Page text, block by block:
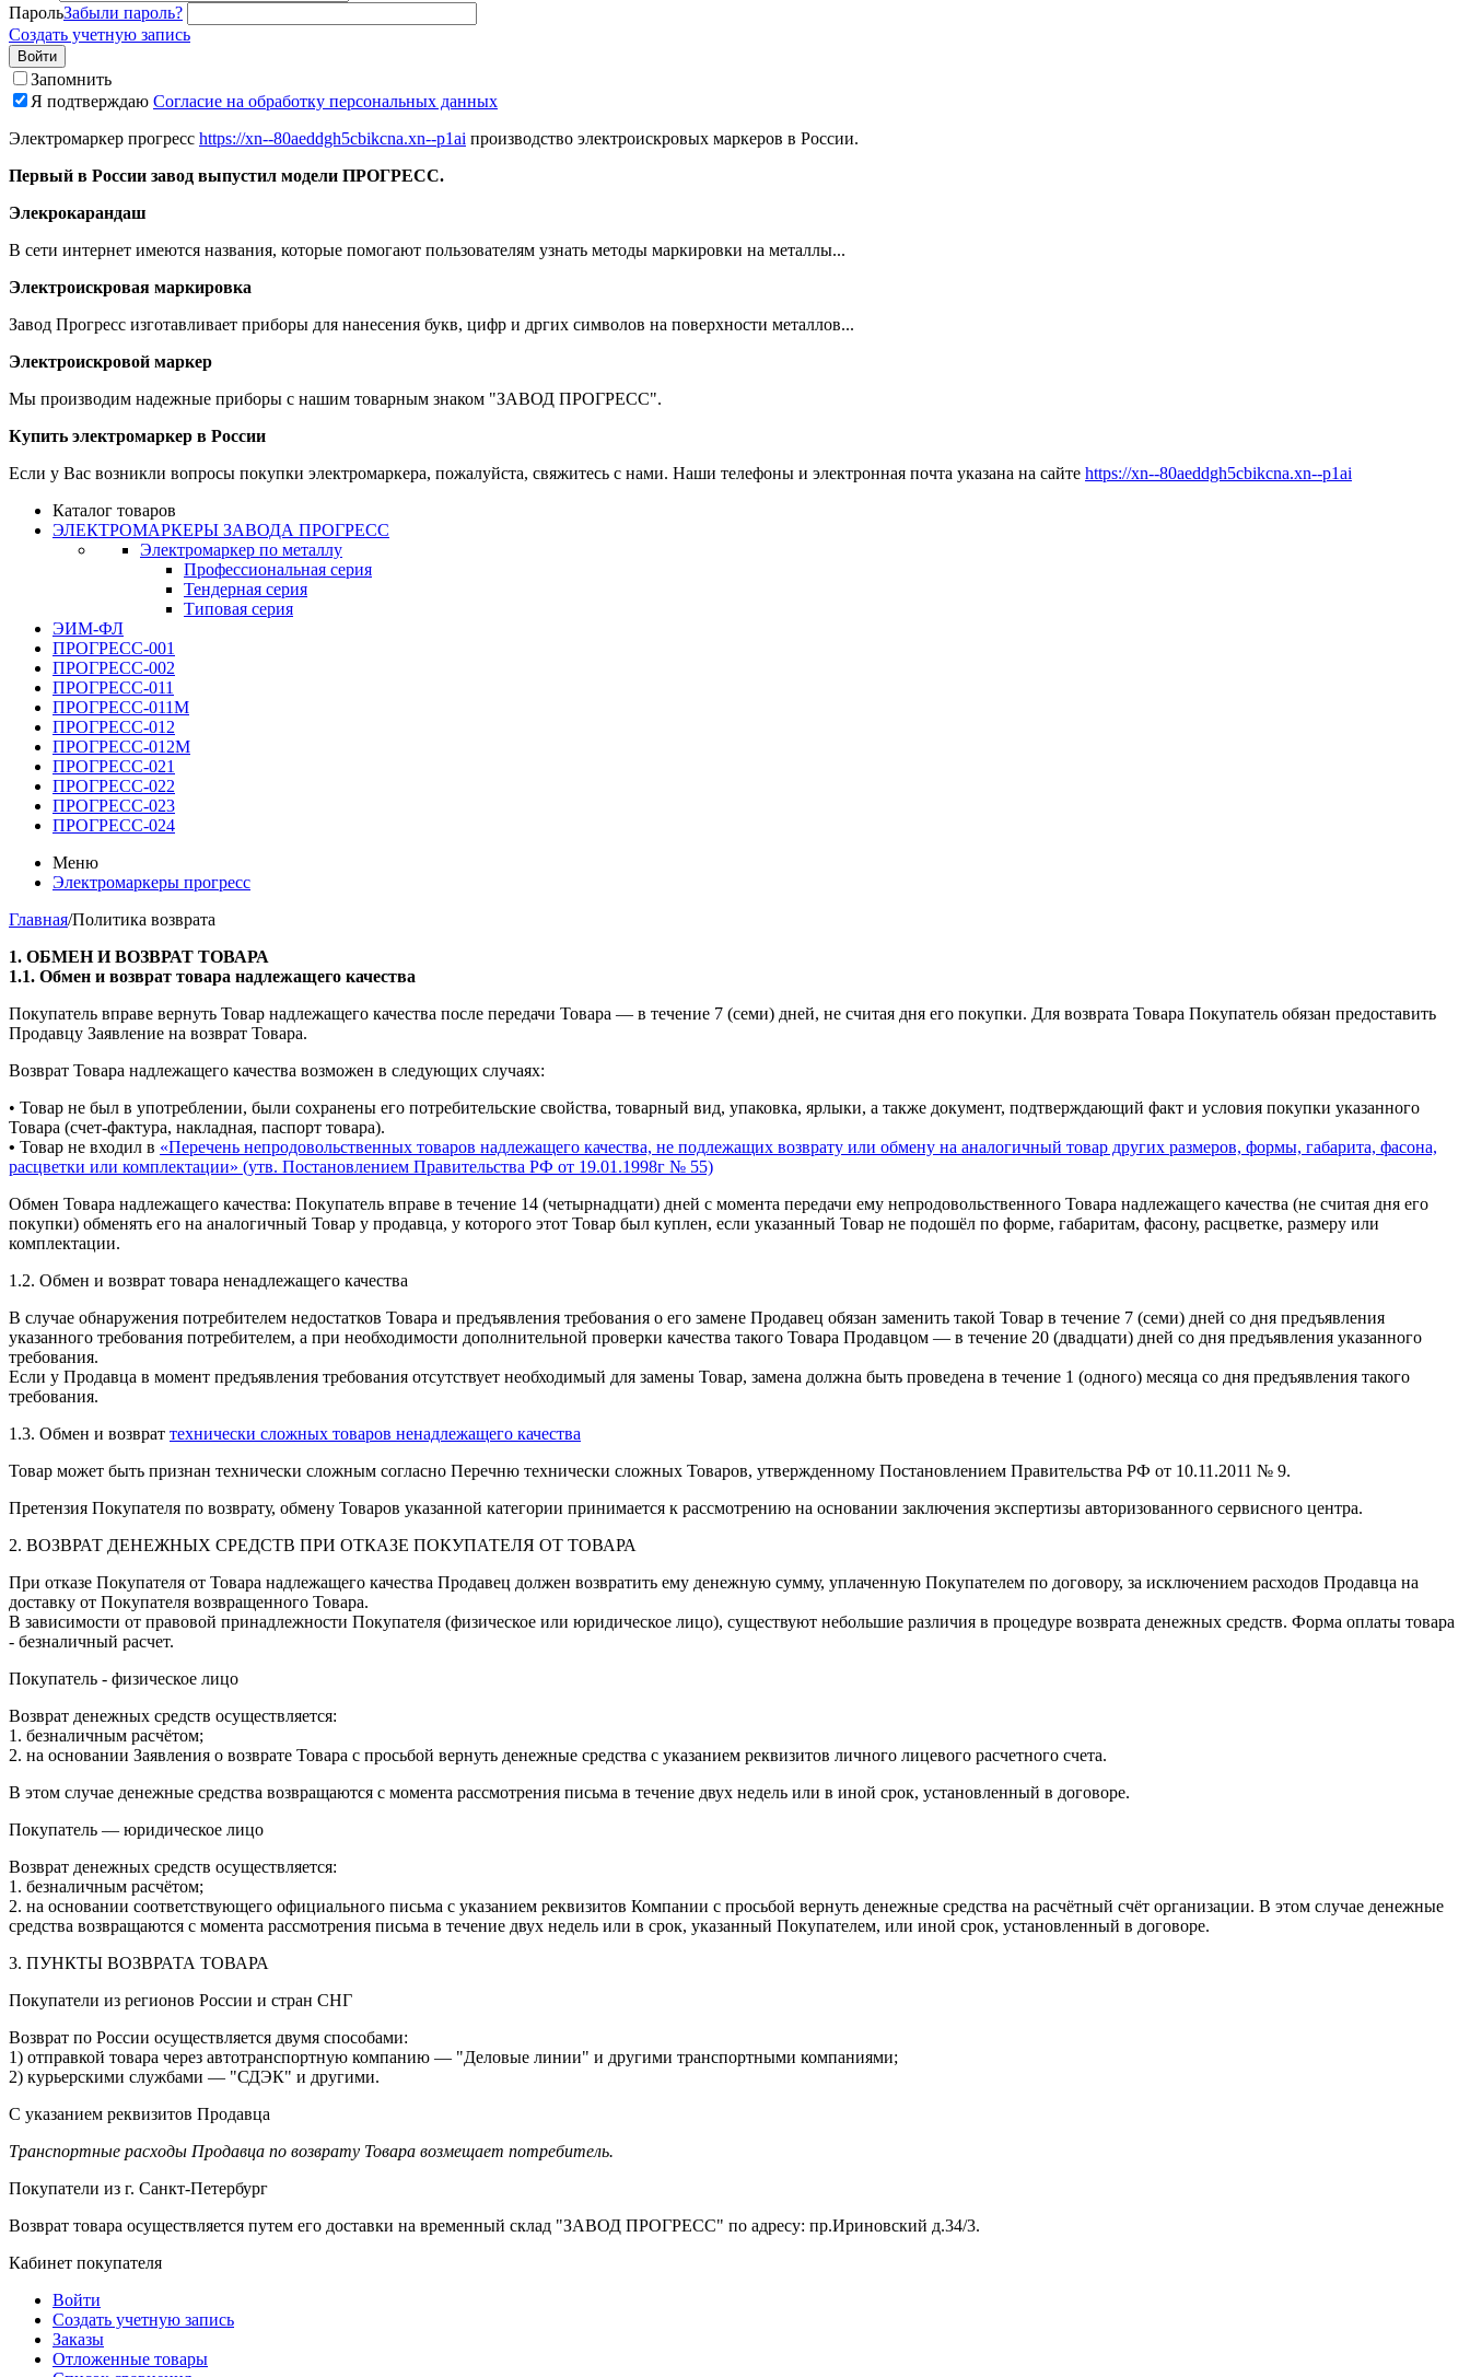
ПарольЗабыли пароль?
Создать учетную запись
Войти
Запомнить
Я подтверждаю Согласие на обработку персональных данных
Электромаркер прогресс https://xn--80aeddgh5cbikcna.xn--p1ai производство электроискровых маркеров в России.
Первый в России завод выпустил модели ПРОГРЕСС.
Элекрокарандаш
В сети интернет имеются названия, которые помогают пользователям узнать методы маркировки на металлы...
Электроискровая маркировка
Завод Прогресс изготавливает приборы для нанесения букв, цифр и дргих символов на поверхности металлов...
Электроискровой маркер
Мы производим надежные приборы с нашим товарным знаком "ЗАВОД ПРОГРЕСС".
Купить электромаркер в России
Если у Вас возникли вопросы покупки электромаркера, пожалуйста, свяжитесь с нами. Наши телефоны и электронная почта указана на сайте https://xn--80aeddgh5cbikcna.xn--p1ai
Каталог товаров
ЭЛЕКТРОМАРКЕРЫ ЗАВОДА ПРОГРЕСС
Электромаркер по металлу
Профессиональная серия
Тендерная серия
Типовая серия
ЭИМ-ФЛ
ПРОГРЕСС-001
ПРОГРЕСС-002
ПРОГРЕСС-011
ПРОГРЕСС-011М
ПРОГРЕСС-012
ПРОГРЕСС-012М
ПРОГРЕСС-021
ПРОГРЕСС-022
ПРОГРЕСС-023
ПРОГРЕСС-024
Меню
Электромаркеры прогресс
Главная/Политика возврата
1. ОБМЕН И ВОЗВРАТ ТОВАРА
1.1. Обмен и возврат товара надлежащего качества
Покупатель вправе вернуть Товар надлежащего качества после передачи Товара — в течение 7 (семи) дней, не считая дня его покупки. Для возврата Товара Покупатель обязан предоставить
Продавцу Заявление на возврат Товара.
Возврат Товара надлежащего качества возможен в следующих случаях:
• Товар не был в употреблении, были сохранены его потребительские свойства, товарный вид, упаковка, ярлыки, а также документ, подтверждающий факт и условия покупки указанного
Товара (счет-фактура, накладная, паспорт товара).
• Товар не входил в «Перечень непродовольственных товаров надлежащего качества, не подлежащих возврату или обмену на аналогичный товар других размеров, формы, габарита, фасона,
расцветки или комплектации» (утв. Постановлением Правительства РФ от 19.01.1998г № 55)
Обмен Товара надлежащего качества: Покупатель вправе в течение 14 (четырнадцати) дней с момента передачи ему непродовольственного Товара надлежащего качества (не считая дня его
покупки) обменять его на аналогичный Товар у продавца, у которого этот Товар был куплен, если указанный Товар не подошёл по форме, габаритам, фасону, расцветке, размеру или
комплектации.
1.2. Обмен и возврат товара ненадлежащего качества
В случае обнаружения потребителем недостатков Товара и предъявления требования о его замене Продавец обязан заменить такой Товар в течение 7 (семи) дней со дня предъявления
указанного требования потребителем, а при необходимости дополнительной проверки качества такого Товара Продавцом — в течение 20 (двадцати) дней со дня предъявления указанного
требования.
Если у Продавца в момент предъявления требования отсутствует необходимый для замены Товар, замена должна быть проведена в течение 1 (одного) месяца со дня предъявления такого
требования.
1.3. Обмен и возврат технически сложных товаров ненадлежащего качества
Товар может быть признан технически сложным согласно Перечню технически сложных Товаров, утвержденному Постановлением Правительства РФ от 10.11.2011 № 9.
Претензия Покупателя по возврату, обмену Товаров указанной категории принимается к рассмотрению на основании заключения экспертизы авторизованного сервисного центра.
2. ВОЗВРАТ ДЕНЕЖНЫХ СРЕДСТВ ПРИ ОТКАЗЕ ПОКУПАТЕЛЯ ОТ ТОВАРА
При отказе Покупателя от Товара надлежащего качества Продавец должен возвратить ему денежную сумму, уплаченную Покупателем по договору, за исключением расходов Продавца на
доставку от Покупателя возвращенного Товара.
В зависимости от правовой принадлежности Покупателя (физическое или юридическое лицо), существуют небольшие различия в процедуре возврата денежных средств. Форма оплаты товара
- безналичный расчет.
Покупатель - физическое лицо
Возврат денежных средств осуществляется:
1. безналичным расчётом;
2. на основании Заявления о возврате Товара с просьбой вернуть денежные средства с указанием реквизитов личного лицевого расчетного счета.
В этом случае денежные средства возвращаются с момента рассмотрения письма в течение двух недель или в иной срок, установленный в договоре.
Покупатель — юридическое лицо
Возврат денежных средств осуществляется:
1. безналичным расчётом;
2. на основании соответствующего официального письма с указанием реквизитов Компании с просьбой вернуть денежные средства на расчётный счёт организации. В этом случае денежные
средства возвращаются с момента рассмотрения письма в течение двух недель или в срок, указанный Покупателем, или иной срок, установленный в договоре.
3. ПУНКТЫ ВОЗВРАТА ТОВАРА
Покупатели из регионов России и стран СНГ
Возврат по России осуществляется двумя способами:
1) отправкой товара через автотранспортную компанию — "Деловые линии" и другими транспортными компаниями;
2) курьерскими службами — "СДЭК" и другими.
С указанием реквизитов Продавца
Транспортные расходы Продавца по возврату Товара возмещает потребитель.
Покупатели из г. Санкт-Петербург
Возврат товара осуществляется путем его доставки на временный склад "ЗАВОД ПРОГРЕСС" по адресу: пр.Ириновский д.34/3.
Кабинет покупателя
Войти
Создать учетную запись
Заказы
Отложенные товары